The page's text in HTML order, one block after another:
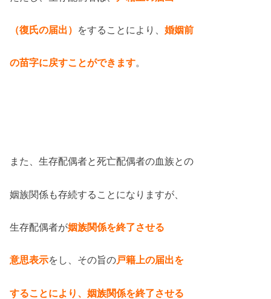
（復氏の届出） をすることにより、婚姻前
の苗字に戻すことができます。
また、生存配偶者と死亡配偶者の血族との
姻族関係も存続することになりますが、
生存配偶者が姻族関係を終了させる
意思表示をし、その旨の戸籍上の届出を
することにより、姻族関係を終了させる